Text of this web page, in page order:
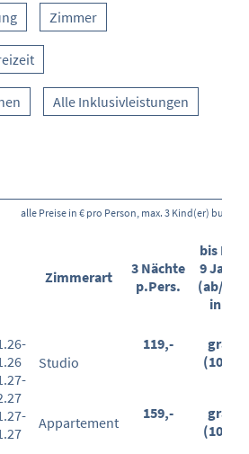
Zimmer
Alle Inklusivleistungen
alle Preise in € pro Person, max. 3 Kind(er) buchbar
Zimmerart
3 Nächte
p.Pers.
bis
9
(ab/
in %)
Studio
119,-
gratis
(100%)
Appartement
159,-
gratis
(100%)